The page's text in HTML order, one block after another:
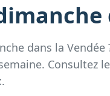
dans la Vendée
Consultez